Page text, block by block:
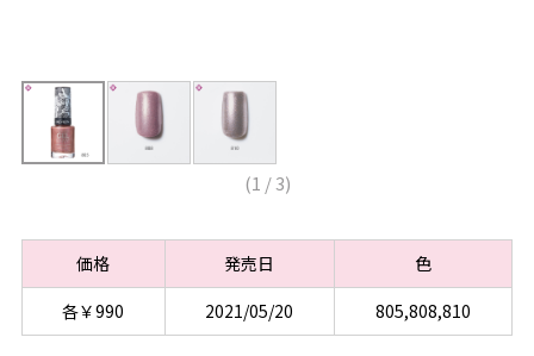
(1 /3)
価格 発売日
色
各￥990
2021/05/20 805,808,810